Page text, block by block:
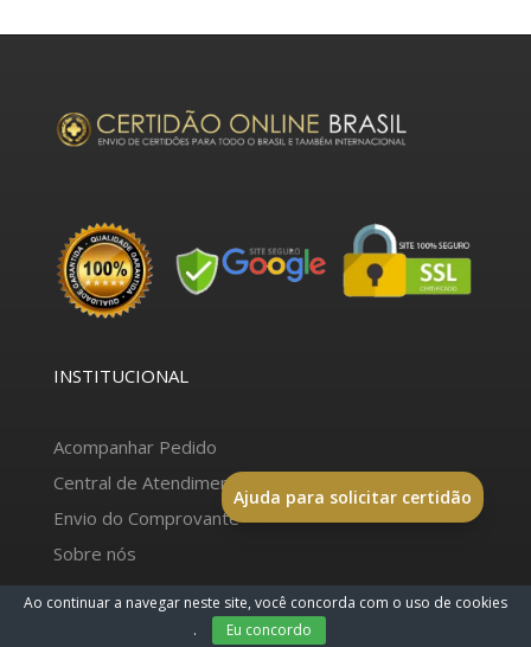
INSTITUCIONAL
Acompanhar Pedido
Central de Atendimento
Envio do Comprovante
Sobre nós
Ajuda para solicitar certidão
Ao continuar a navegar neste site, você concorda com o uso de cookies
.
Eu concordo